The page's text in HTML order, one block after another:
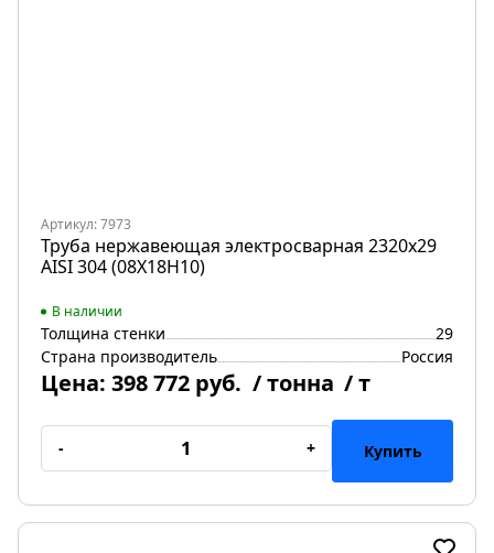
Артикул: 7973
Труба нержавеющая электросварная 2320х29
AISI 304 (08Х18Н10)
В наличии
Толщина стенки
29
Страна производитель
Россия
Цена: 398 772 руб. / тонна / т
- + Купить